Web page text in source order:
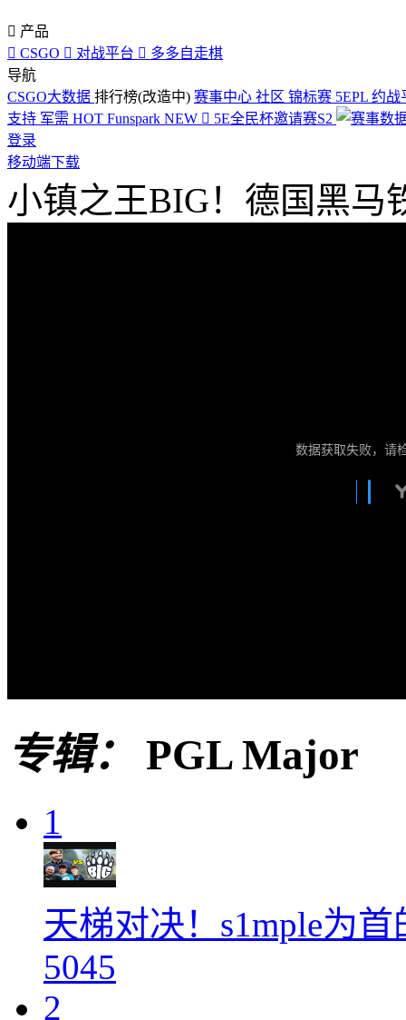
 产品
 CSGO  对战平台  多多自走棋
导航
CSGO大数据 排行榜(改造中) 赛事中心 社区 锦标赛 5EPL 约战
支持 军需 HOT Funspark NEW  5E全民杯邀请赛S2
登录
移动端下载
小镇之王BIG！德国黑马
数据获取失败，请
专辑： PGL Major
1
天梯对决！s1mple为
5045
2